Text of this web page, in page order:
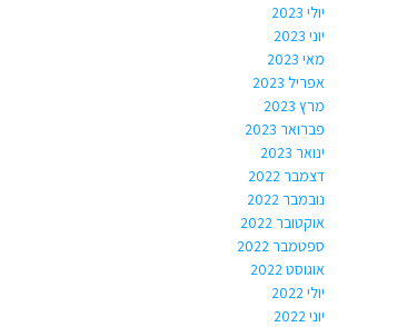
יולי 2023
יוני 2023
מאי 2023
אפריל 2023
מרץ 2023
פברואר 2023
ינואר 2023
דצמבר 2022
נובמבר 2022
אוקטובר 2022
ספטמבר 2022
אוגוסט 2022
יולי 2022
יוני 2022